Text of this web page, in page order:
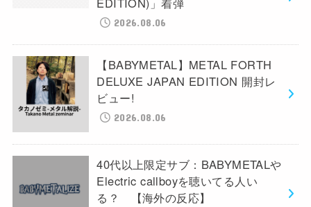
2026.08.06
【BABYMETAL】METAL FORTH
DELUXE JAPAN EDITION 開封レ
ビュー!
2026.08.06
40代以上限定サブ：BABYMETALや
Electric callboyを聴いてる人い
る？ 【海外の反応】